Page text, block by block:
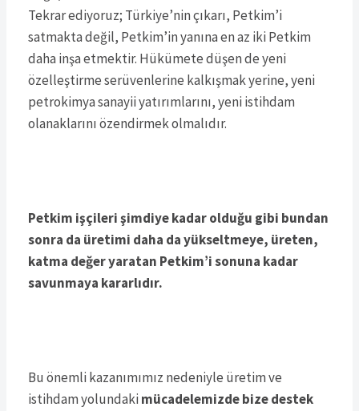
Tekrar ediyoruz; Türkiye’nin çıkarı, Petkim’i
satmakta değil, Petkim’in yanına en az iki Petkim
daha inşa etmektir. Hükümete düşen de yeni
özelleştirme serüvenlerine kalkışmak yerine, yeni
petrokimya sanayii yatırımlarını, yeni istihdam
olanaklarını özendirmek olmalıdır.
Petkim işçileri şimdiye kadar olduğu gibi bundan
sonra da üretimi daha da yükseltmeye, üreten,
katma değer yaratan Petkim’i sonuna kadar
savunmaya kararlıdır.
Bu önemli kazanımımız nedeniyle üretim ve
istihdam yolundaki mücadelemizde bize destek